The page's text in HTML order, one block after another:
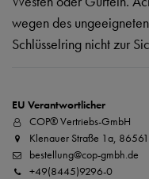
wegen des
Schlüsselring nicht zur
EU Verantwortlicher
COP® Vertriebs-GmbH
Klenauer Straße 1a,
bestellung@cop-gmbh.de
+49(8445)9296-0